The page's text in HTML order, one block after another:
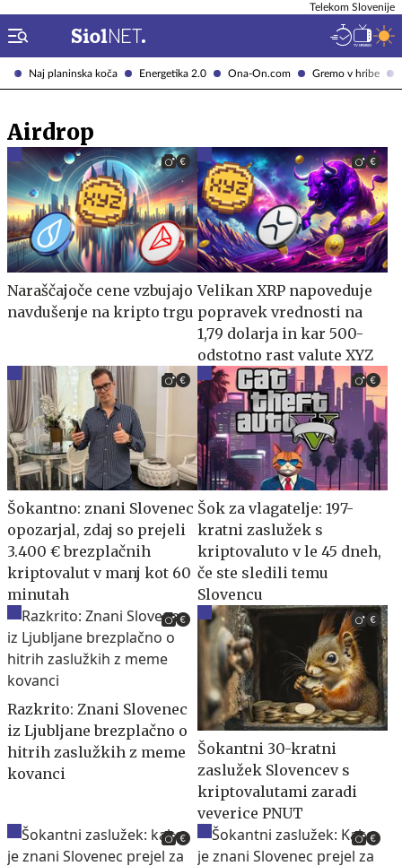
Naj planinska koča Energetika 2.0 Ona-On.com Gremo v hribe
Telekom Slovenije
Airdrop
Naraščajoče cene vzbujajo
navdušenje na kripto trgu
Velikan XRP napoveduje
popravek vrednosti na
1,79 dolarja in kar 500-
odstotno rast valute XYZ
Šokantno: znani Slovenec
opozarjal, zdaj so prejeli
3.400 € brezplačnih
kriptovalut v manj kot 60
minutah
Šok za vlagatelje: 197-
kratni zaslužek s
kriptovaluto v le 45 dneh,
če ste sledili temu
Slovencu
Razkrito: Znani Slovenec
iz Ljubljane brezplačno o
hitrih zaslužkih z meme
kovanci
Šokantni 30-kratni
zaslužek Slovencev s
kriptovalutami zaradi
veverice PNUT